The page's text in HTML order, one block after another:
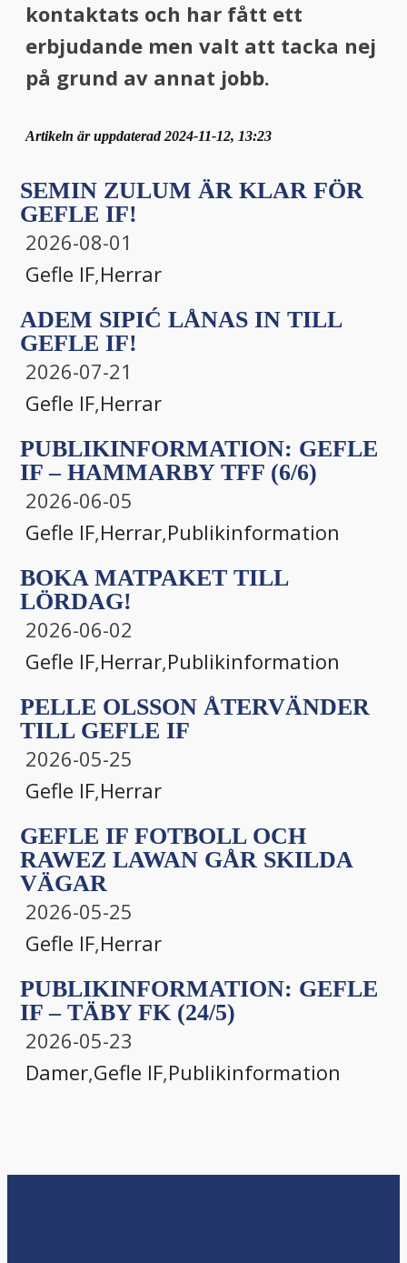
kontaktats och har fått ett
erbjudande men valt att tacka nej
på grund av annat jobb.
Artikeln är uppdaterad 2024-11-12, 13:23
SEMIN ZULUM ÄR KLAR FÖR
GEFLE IF!
2026-08-01
Gefle IF,Herrar
ADEM SIPIĆ LÅNAS IN TILL
GEFLE IF!
2026-07-21
Gefle IF,Herrar
PUBLIKINFORMATION: GEFLE
IF – HAMMARBY TFF (6/6)
2026-06-05
Gefle IF,Herrar,Publikinformation
BOKA MATPAKET TILL
LÖRDAG!
2026-06-02
Gefle IF,Herrar,Publikinformation
PELLE OLSSON ÅTERVÄNDER
TILL GEFLE IF
2026-05-25
Gefle IF,Herrar
GEFLE IF FOTBOLL OCH
RAWEZ LAWAN GÅR SKILDA
VÄGAR
2026-05-25
Gefle IF,Herrar
PUBLIKINFORMATION: GEFLE
IF – TÄBY FK (24/5)
2026-05-23
Damer,Gefle IF,Publikinformation